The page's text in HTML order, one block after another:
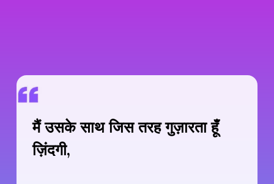
मैं उसके साथ जिस तरह गुज़ारता हूँ
ज़िंदगी,